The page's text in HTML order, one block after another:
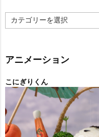
テ
ー
アニメーション
こにぎりくん